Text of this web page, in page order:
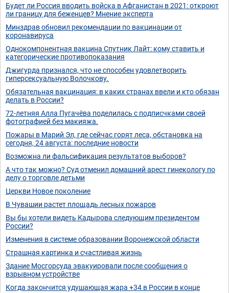
Будет ли Россия вводить войска в Афганистан в 2021: откроют
ли границу для беженцев? Мнение эксперта
Минздрав обновил рекомендации по вакцинации от
коронавируса
Однокомпонентная вакцина Спутник Лайт: кому ставить и
категорические противопоказания
Джигурда признался, что не способен удовлетворить
гиперсексуальную Волочкову.
Обязательная вакцинация: в каких странах ввели и кто обязан
делать в России?
72-летняя Алла Пугачёва поделилась с подписчками своей
фотографией без макияжа.
Пожары в Марий Эл, где сейчас горят леса, обстановка на
сегодня, 24 августа: последние новости
Возможна ли фальсификация результатов выборов?
А что так можно? Суд отменил домашний арест гинекологу по
делу о торговле детьми
Церкви Новое поколение
В Чувашии растет площадь лесных пожаров
Вы бы хотели видеть Кадырова следующим президентом
России?
Изменения в системе образовании Воронежской области
Страшная картинка и счастливая жизнь
Здание Мосгорсуда эвакуировали после сообщения о
взрывном устройстве
Когда закончится удушающая жара +34 в России в конце